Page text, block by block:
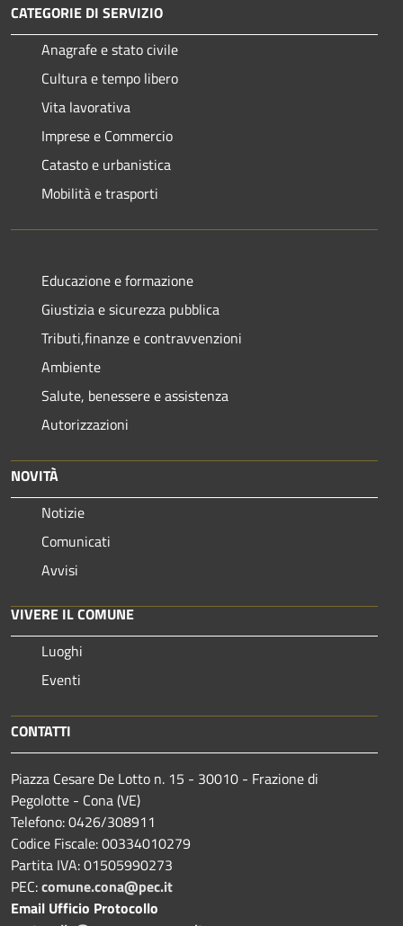
CATEGORIE DI SERVIZIO
Anagrafe e stato civile
Cultura e tempo libero
Vita lavorativa
Imprese e Commercio
Catasto e urbanistica
Mobilità e trasporti
Educazione e formazione
Giustizia e sicurezza pubblica
Tributi,finanze e contravvenzioni
Ambiente
Salute, benessere e assistenza
Autorizzazioni
NOVITÀ
Notizie
Comunicati
Avvisi
VIVERE IL COMUNE
Luoghi
Eventi
CONTATTI
Piazza Cesare De Lotto n. 15 - 30010 - Frazione di
Pegolotte - Cona (VE)
Telefono: 0426/308911
Codice Fiscale: 00334010279
Partita IVA: 01505990273
PEC:comune.cona@pec.it
Email Ufficio Protocollo